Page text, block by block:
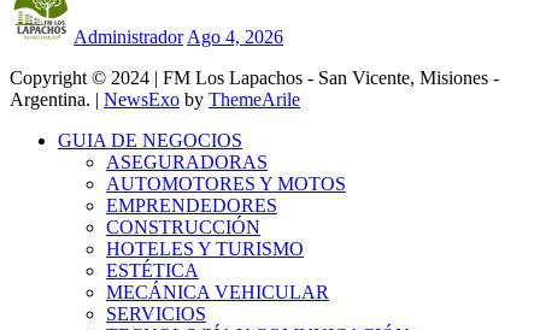
Administrador Ago 4, 2026
Copyright © 2024 | FM Los Lapachos - San Vicente, Misiones -
Argentina. | NewsExo by ThemeArile
GUIA DE NEGOCIOS
ASEGURADORAS
AUTOMOTORES Y MOTOS
EMPRENDEDORES
CONSTRUCCIÓN
HOTELES Y TURISMO
ESTÉTICA
MECÁNICA VEHICULAR
SERVICIOS